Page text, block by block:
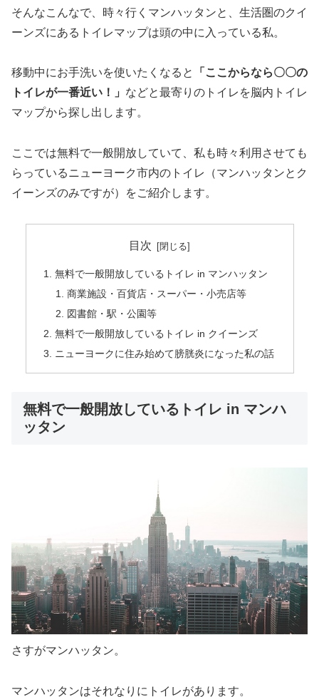
そんなこんなで、時々行くマンハッタンと、生活圏のクイ
ーンズにあるトイレマップは頭の中に入っている私。
移動中にお手洗いを使いたくなると
「ここからなら〇〇の
トイレが一番近い！」 などと最寄りのトイレを脳内トイレ
マップから探し出します。
ここでは無料で一般開放していて、 私も時々利用させても
らっているニューヨーク市内のトイレ
（マンハッタンとク
イーンズのみですが）をご紹介します。
目次
無料で一般開放しているトイレ in マンハッタン
商業施設・百貨店・スーパー・小売店等
図書館・駅・公園等
無料で一般開放しているトイレ in クイーンズ
ニューヨークに住み始めて膀胱炎になった私の話
無料で一般開放しているトイレ in マンハ
ッタン
さすがマンハッタン。
マンハッタンはそれなりにトイレがあります。